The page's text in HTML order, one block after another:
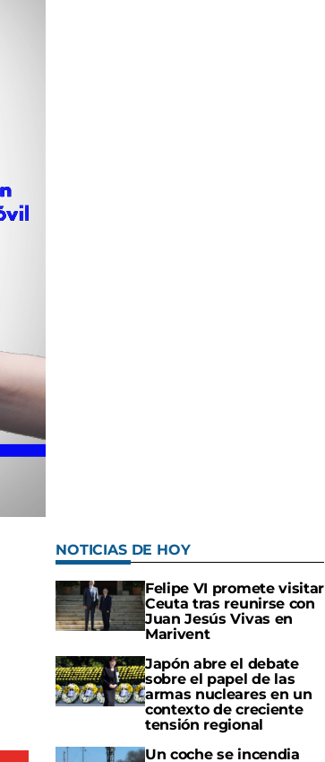
NOTICIAS DE HOY
Felipe VI promete visitar
Ceuta tras reunirse con
Juan Jesús Vivas en
Marivent
Japón abre el debate
sobre el papel de las
armas nucleares en un
contexto de creciente
tensión regional
Un coche se incendia